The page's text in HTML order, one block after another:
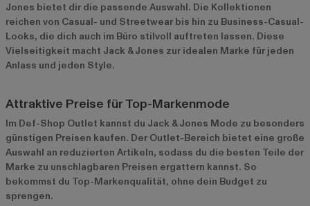
Jones bietet dir die passende Auswahl. Die Kollektionen
reichen von Casual- und Streetwear bis hin zu Business-Casual-
Looks, die dich auch im Büro stilvoll auftreten lassen. Diese
Vielseitigkeit macht Jack & Jones zur idealen Marke für jeden
Anlass und jeden Style.
Attraktive Preise für Top-Markenmode
Im Def-Shop Outlet kannst du Jack & Jones Mode zu besonders
günstigen Preisen kaufen. Der Outlet-Bereich bietet eine große
Auswahl an reduzierten Artikeln, sodass du die besten Teile der
Marke zu unschlagbaren Preisen ergattern kannst. So
bekommst du Top-Markenqualität, ohne dein Budget zu
sprengen.